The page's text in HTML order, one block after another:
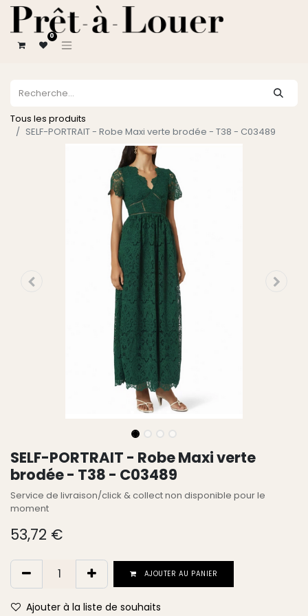
0
Tous les produits
SELF-PORTRAIT - Robe Maxi verte brodée - T38 - C03489
SELF-PORTRAIT - Robe Maxi verte
brodée - T38 - C03489
Service de livraison/click & collect non disponible pour le
moment
53,72 €
AJOUTER AU PANIER
Ajouter à la liste de souhaits